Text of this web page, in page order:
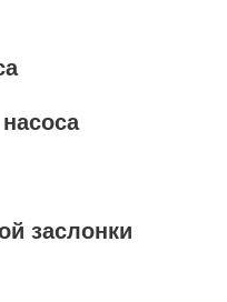
заслонки